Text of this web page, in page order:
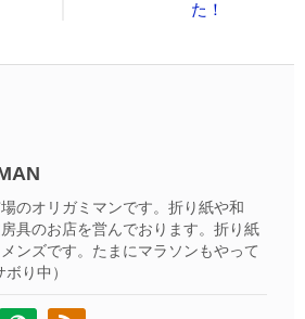
た！
のオリガミマンです。折り紙や和
具のお店を営んでおります。折り紙
ンズです。たまにマラソンもやって
り中）